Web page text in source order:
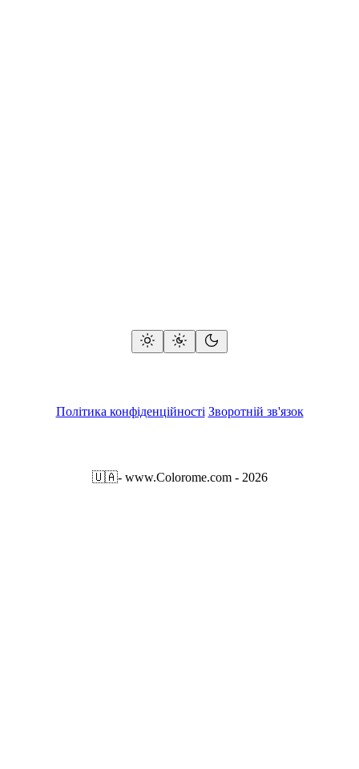
Політика конфіденційності Зворотній зв'язок
🇺🇦- www.Colorome.com - 2026